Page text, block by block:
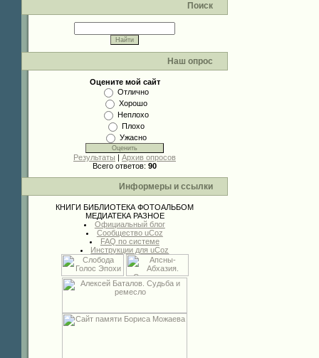
Поиск
Наш опрос
Оцените мой сайт
Отлично
Хорошо
Неплохо
Плохо
Ужасно
Результаты | Архив опросов
Всего ответов: 90
Информеры и ссылки
КНИГИ БИБЛИОТЕКА ФОТОАЛЬБОМ
МЕДИАТЕКА РАЗНОЕ
Официальный блог
Сообщество uCoz
FAQ по системе
Инструкции для uCoz